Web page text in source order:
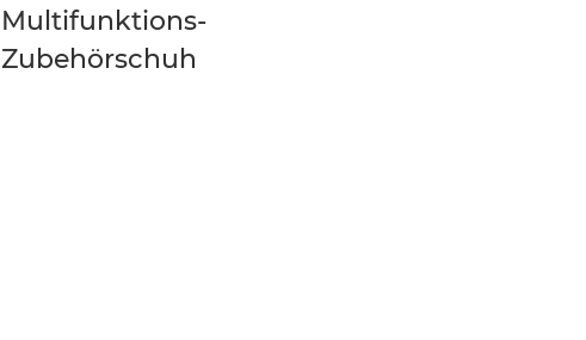
Multifunktions-
Zubehörschuh